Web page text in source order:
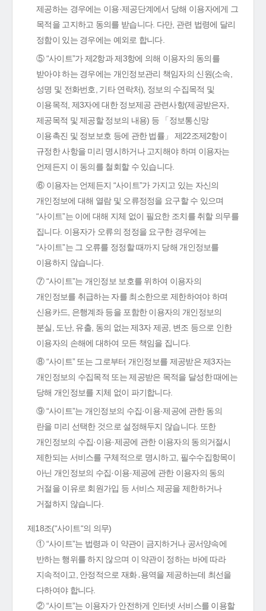
제공하는 경우에는 이용·제공단계에서 당해 이용자에게 그
목적을 고지하고 동의를 받습니다. 다만, 관련 법령에 달리
정함이 있는 경우에는 예외로 합니다.
⑤ “사이트”가 제2항과 제3항에 의해 이용자의 동의를
받아야 하는 경우에는 개인정보관리 책임자의 신원(소속,
성명 및 전화번호, 기타 연락처), 정보의 수집목적 및
이용목적, 제3자에 대한 정보제공 관련사항(제공받은자,
제공목적 및 제공할 정보의 내용) 등 「정보통신망
이용촉진 및 정보보호 등에 관한 법률」 제22조제2항이
규정한 사항을 미리 명시하거나 고지해야 하며 이용자는
언제든지 이 동의를 철회할 수 있습니다.
⑥ 이용자는 언제든지 “사이트”가 가지고 있는 자신의
개인정보에 대해 열람 및 오류정정을 요구할 수 있으며
“사이트”는 이에 대해 지체 없이 필요한 조치를 취할 의무를
집니다. 이용자가 오류의 정정을 요구한 경우에는
“사이트”는 그 오류를 정정할 때까지 당해 개인정보를
이용하지 않습니다.
⑦ “사이트”는 개인정보 보호를 위하여 이용자의
개인정보를 취급하는 자를 최소한으로 제한하여야 하며
신용카드, 은행계좌 등을 포함한 이용자의 개인정보의
분실, 도난, 유출, 동의 없는 제3자 제공, 변조 등으로 인한
이용자의 손해에 대하여 모든 책임을 집니다.
⑧ “사이트” 또는 그로부터 개인정보를 제공받은 제3자는
개인정보의 수집목적 또는 제공받은 목적을 달성한 때에는
당해 개인정보를 지체 없이 파기합니다.
⑨ “사이트”는 개인정보의 수집·이용·제공에 관한 동의
란을 미리 선택한 것으로 설정해두지 않습니다. 또한
개인정보의 수집·이용·제공에 관한 이용자의 동의거절시
제한되는 서비스를 구체적으로 명시하고, 필수수집항목이
아닌 개인정보의 수집·이용·제공에 관한 이용자의 동의
거절을 이유로 회원가입 등 서비스 제공을 제한하거나
거절하지 않습니다.
제18조(“사이트“의 의무)
① “사이트”는 법령과 이 약관이 금지하거나 공서양속에
반하는 행위를 하지 않으며 이 약관이 정하는 바에 따라
지속적이고, 안정적으로 재화․용역을 제공하는데 최선을
다하여야 합니다.
② “사이트”는 이용자가 안전하게 인터넷 서비스를 이용할